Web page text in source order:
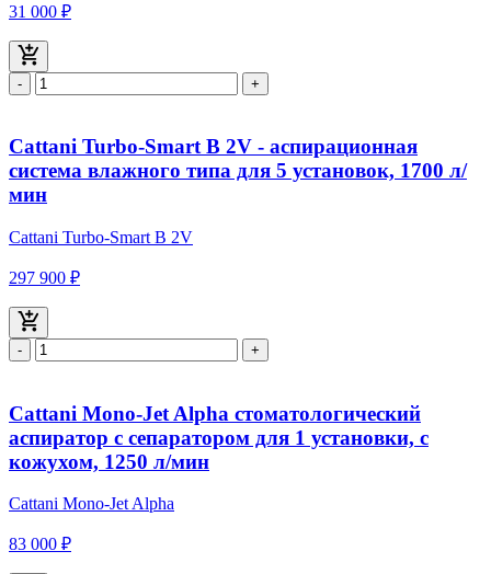
31 000 ₽
- +
Cattani Turbo-Smart В 2V - аспирационная
система влажного типа для 5 установок, 1700 л/
мин
Cattani Turbo-Smart В 2V
297 900 ₽
- +
Cattani Mono-Jet Alpha стоматологический
аспиратор с сепаратором для 1 установки, с
кожухом, 1250 л/мин
Cattani Mono-Jet Alpha
83 000 ₽